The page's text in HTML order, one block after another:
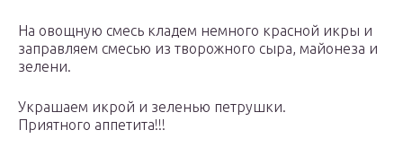
На овощную смесь кладем немного красной икры и
заправляем смесью из творожного сыра, майонеза и
зелени.
Украшаем икрой и зеленью петрушки.
Приятного аппетита!!!